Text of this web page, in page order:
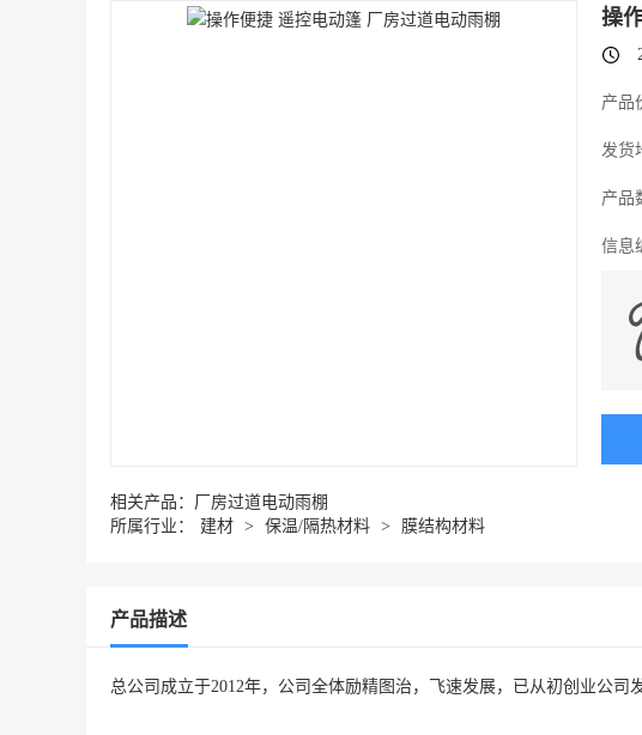
操
产品
发货
产品
信息
相关产品： 厂房过道电动雨棚
所属行业：
建材 > 保温/隔热材料 > 膜结构材料
产品描述
总公司成立于2012年，公司全体励精图治，飞速发展，已从初创业公